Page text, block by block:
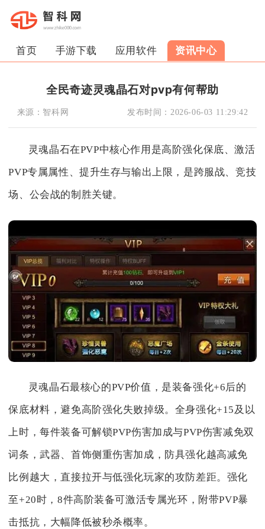
首页 手游下载 应用软件 资讯中心
全民奇迹灵魂晶石对pvp有何帮助
来源： 智科网 发布时间： 2026-06-03 11:29:42
灵魂晶石在PVP中核心作用是高阶强化保底、激活
PVP专属属性、提升生存与输出上限，是跨服战、竞技
场、公会战的制胜关键。
灵魂晶石最核心的PVP价值，是装备强化+6后的
保底材料，避免高阶强化失败掉级。全身强化+15及以
上时，每件装备可解锁PVP伤害加成与PVP伤害减免双
词条，武器、首饰侧重伤害加成，防具强化越高减免
比例越大，直接拉开与低强化玩家的攻防差距。强化
至+20时，8件高阶装备可激活专属光环，附带PVP暴
击抵抗，大幅降低被秒杀概率。